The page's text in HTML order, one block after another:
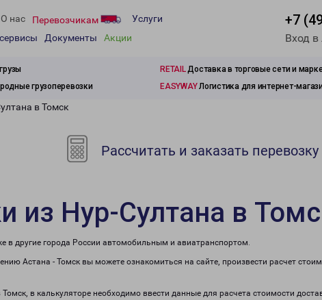
О нас Перевозчикам
Услуги
Документы Акции
+7
Вход
RETAILДоставка в торговые сети и
грузоперевозки EASYWAYЛогистика для интернет-
в Томск
Рассчитать и заказать перевозку
из Нур-Султана в
в другие города России автомобильным и авиатранспортом.
Астана - Томск вы можете ознакомиться на сайте, произвести расчет
в калькуляторе необходимо ввести данные для расчета стоимости